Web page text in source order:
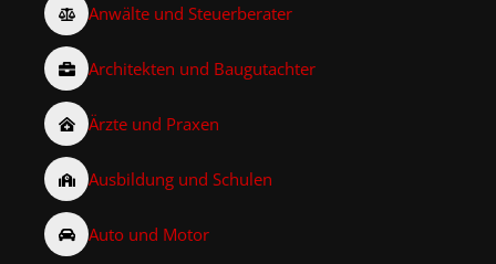
Anwälte und Steuerberater
Architekten und Baugutachter
Ärzte und Praxen
Ausbildung und Schulen
Auto und Motor